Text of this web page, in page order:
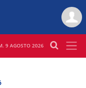
9 AGOSTO 2026